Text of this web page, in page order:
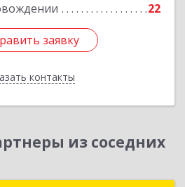
22
заявку
контакты
Подробнее
заявку
Назад
из соседних